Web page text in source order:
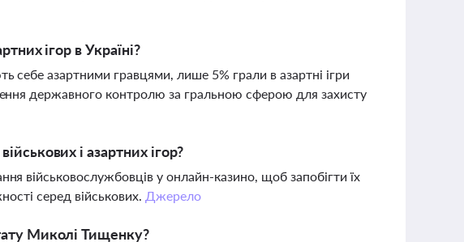
ігор в Україні?
себе азартними гравцями, лише 5% грали в азартні ігри
державного контролю за гральною сферою для захисту
і азартних ігор?
військовослужбовців у онлайн-казино, щоб запобігти їх
серед військових. Джерело
Миколі Тищенку?